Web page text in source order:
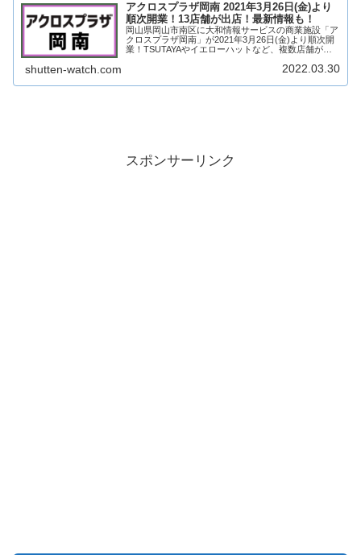
アクロスプラザ岡南 2021年3月26日(金)より
順次開業！13店舗が出店！最新情報も！
岡山県岡山市南区に大和情報サービスの商業施設「ア
クロスプラザ岡南」が2021年3月26日(金)より順次開
業！TSUTAYAやイエローハットなど、複数店舗が出
shutten-watch.com 2022.03.30
スポンサーリンク